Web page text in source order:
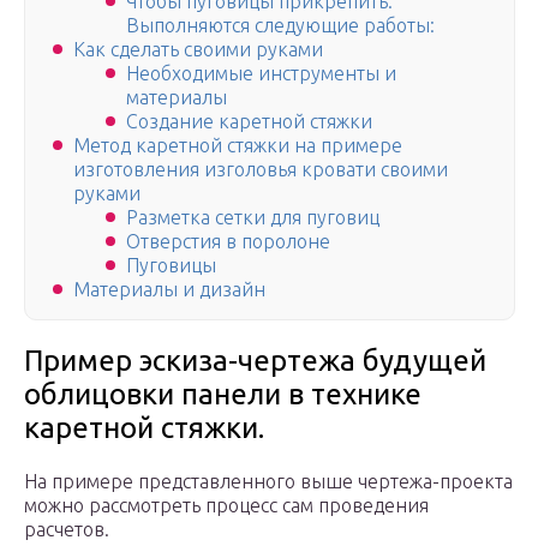
Выполняются следующие работы:
Как сделать своими руками
Необходимые инструменты и
материалы
Создание каретной стяжки
Метод каретной стяжки на примере
изготовления изголовья кровати своими
руками
Разметка сетки для пуговиц
Отверстия в поролоне
Пуговицы
Материалы и дизайн
Пример эскиза-чертежа будущей
облицовки панели в технике
каретной стяжки.
На примере представленного выше чертежа-проекта
можно рассмотреть процесс сам проведения
расчетов.